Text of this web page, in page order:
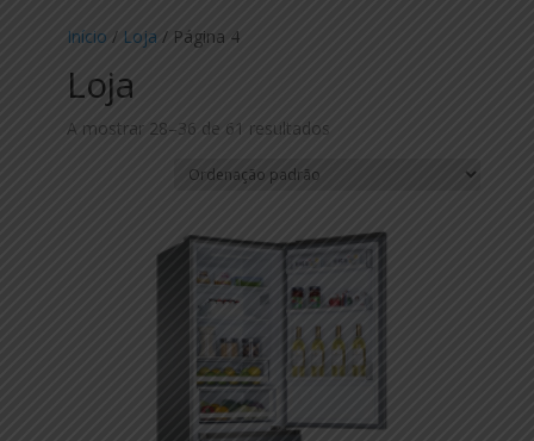
Início / Loja / Página 4
Loja
A mostrar 28–36 de 61 resultados